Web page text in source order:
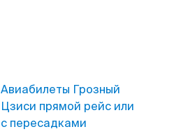
Авиабилеты Грозный
Цзиси прямой рейс или
с пересадками